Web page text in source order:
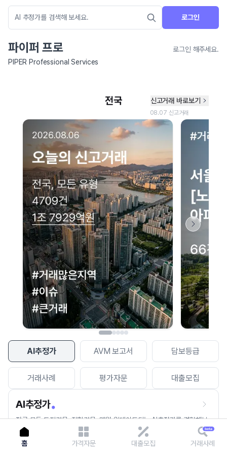
로그인
파이퍼 프로
로그인 해주세요.
PIPER Professional Services
AI추정가 AVM 보고서 담보등급
거래사례 평가자문 대출모집
AI추정가
전국 모든 토지건물, 집합건물, 매월 업데이트되는 AI추정가를 경험해보
세요.
네이버 지도 연결 안내
현재 네이버 지도 연결이 원활하지 않아 지도를 불러올 수 없습니다.
이용에 불편을 드려 죄송합니다.
다시 시도
홈 가격자문 대출모집 거래사례